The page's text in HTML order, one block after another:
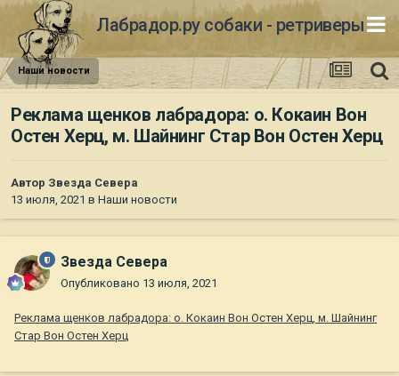
Лабрадор.ру собаки - ретриверы
Наши новости
Реклама щенков лабрадора: о. Кокаин Вон
Остен Херц, м. Шайнинг Стар Вон Остен Херц
Автор Звезда Севера
13 июля, 2021 в Наши новости
Звезда Севера
Опубликовано 13 июля, 2021
Реклама щенков лабрадора: о. Кокаин Вон Остен Херц, м. Шайнинг
Стар Вон Остен Херц